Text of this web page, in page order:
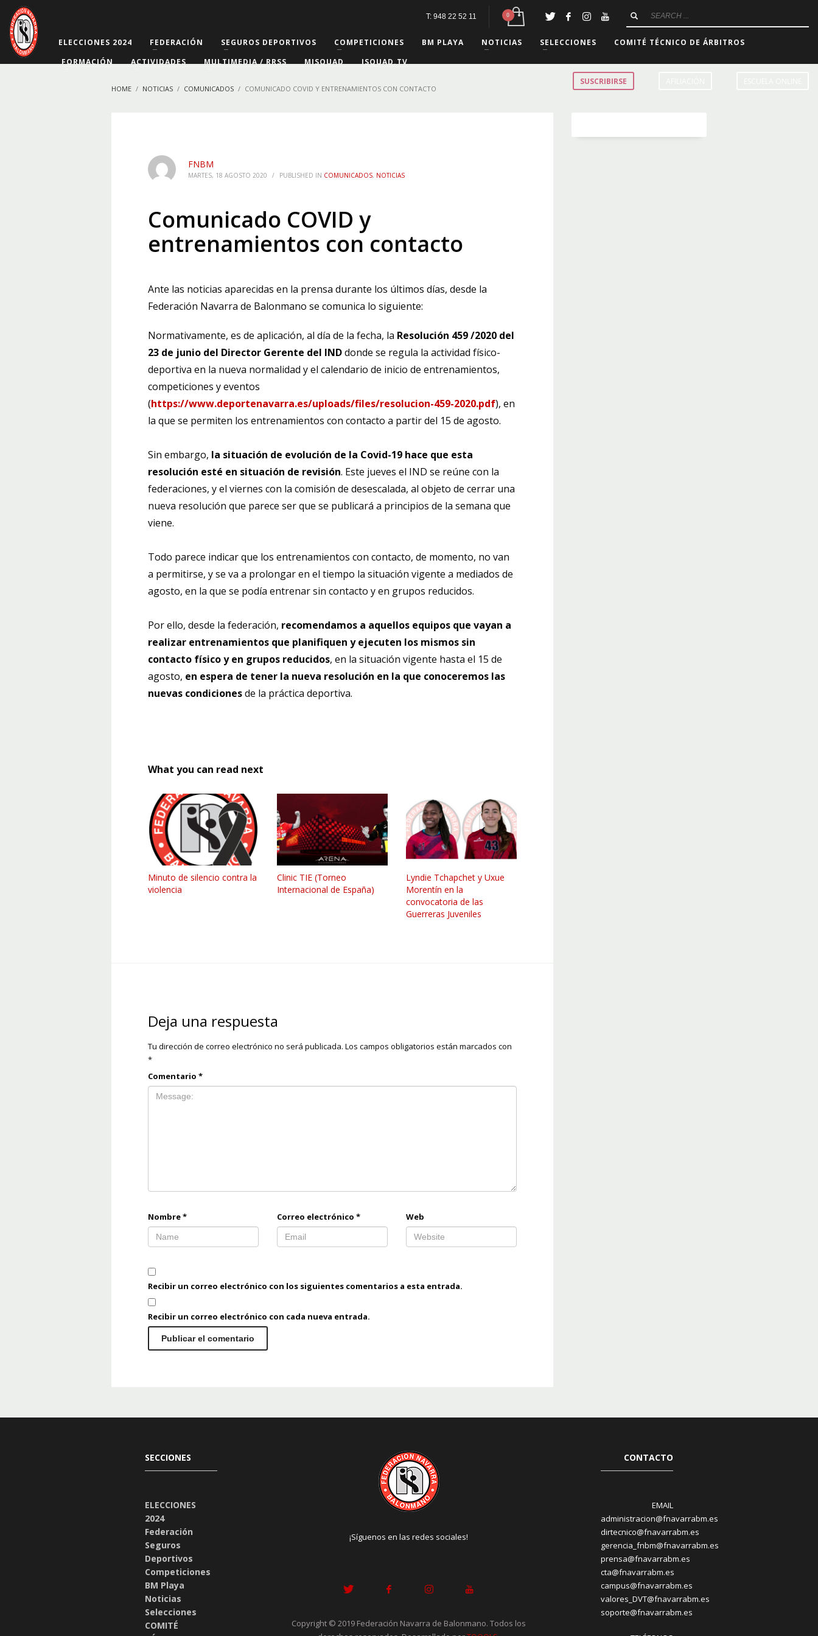
T: 948 22 52 11
ELECCIONES 2024 FEDERACIÓN SEGUROS DEPORTIVOS COMPETICIONES BM PLAYA NOTICIAS SELECCIONES
COMITÉ TÉCNICO DE ÁRBITROS
FORMACIÓN
ACTIVIDADES MULTIMEDIA / RRSS MISQUAD
ISQUAD.TV
SUSCRIBIRSE
HOME NOTICIAS COMUNICADOS COMUNICADO COVID Y ENTRENAMIENTOS CON CONTACTO
FNBM
MARTES, 18 AGOSTO 2020 / PUBLISHED IN COMUNICADOS, NOTICIAS
Comunicado COVID y
entrenamientos con contacto
Ante las noticias aparecidas en la prensa durante los últimos días, desde la
Federación Navarra de Balonmano se comunica lo siguiente:
Normativamente, es de aplicación, al día de la fecha, la Resolución 459 /2020 del
23 de junio del Director Gerente del INDdonde se regula la actividad físico-
deportiva en la nueva normalidad y el calendario de inicio de entrenamientos,
competiciones y eventos
(https://www.deportenavarra.es/uploads/files/resolucion-459-2020.pdf), en
la que se permiten los entrenamientos con contacto a partir del 15 de agosto.
Sin embargo, la situación de evolución de la Covid-19 hace que esta
resolución esté en situación de revisión. Este jueves el IND se reúne con la
federaciones, y el viernes con la comisión de desescalada, al objeto de cerrar una
nueva resolución que parece ser que se publicará a principios de la semana que
viene.
Todo parece indicar que los entrenamientos con contacto, de momento, no van
a permitirse, y se va a prolongar en el tiempo la situación vigente a mediados de
agosto, en la que se podía entrenar sin contacto y en grupos reducidos.
Por ello, desde la federación, recomendamos a aquellos equipos que vayan a
realizar entrenamientos que planifiquen y ejecuten los mismos sin
contacto físico y en grupos reducidos, en la situación vigente hasta el 15 de
agosto, en espera de tener la nueva resolución en la que conoceremos las
nuevas condicionesde la práctica deportiva.
What you can read next
Minuto de silencio contra la
violencia
Clinic TIE (Torneo
Internacional de España)
Lyndie Tchapchet y Uxue
Morentín en la
convocatoria de las
Guerreras Juveniles
Deja una respuesta
Tu dirección de correo electrónico no será publicada. Los campos obligatorios están marcados con
*
Comentario *
Nombre* Correo electrónico * Web
Recibir un correo electrónico con los siguientes comentarios a esta entrada.
Recibir un correo electrónico con cada nueva entrada.
SECCIONES
ELECCIONES
2024
Federación
Seguros
Deportivos
Competiciones
BM Playa
Noticias
Selecciones
COMITÉ
¡Síguenos en las redes sociales!
Copyright © 2019 Federación Navarra de Balonmano. Todos los
CONTACTO
EMAIL
administracion@fnavarrabm.es
dirtecnico@fnavarrabm.es
gerencia_fnbm@fnavarrabm.es
prensa@fnavarrabm.es
cta@fnavarrabm.es
campus@fnavarrabm.es
valores_DVT@fnavarrabm.es
soporte@fnavarrabm.es